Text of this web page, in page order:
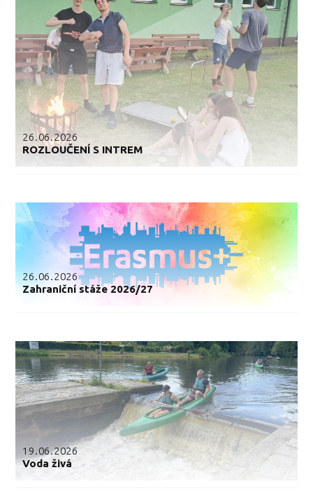
26.06.2026
ROZLOUČENÍ S INTREM
26.06.2026
Zahraniční stáže 2026/27
19.06.2026
Voda živá